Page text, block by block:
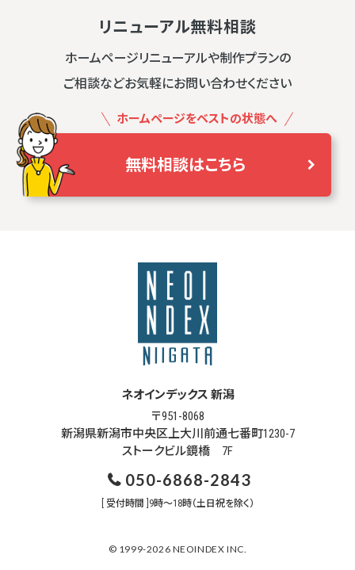
リニューアル無料相談
ホームページリニューアルや制作プランの
ご相談などお気軽にお問い合わせください
ホームページをベストの状態へ
無料相談はこちら
ネオインデックス 新潟
〒951-8068
新潟県新潟市中央区上大川前通七番町1230-7
ストークビル鏡橋 7F
050-6868-2843
[ 受付時間 ]9時～18時（土日祝を除く）
© 1999-2026 NEOINDEX INC.